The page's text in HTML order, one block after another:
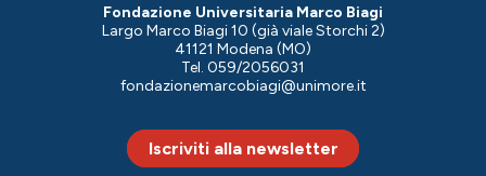
Fondazione Universitaria Marco Biagi
Largo Marco Biagi 10 (già viale Storchi 2)
41121 Modena (MO)
Tel. 059/2056031
fondazionemarcobiagi@unimore.it
Iscriviti alla newsletter